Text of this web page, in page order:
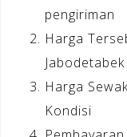
pengiriman
Harga
Jabodetabek
Harga
Kondisi